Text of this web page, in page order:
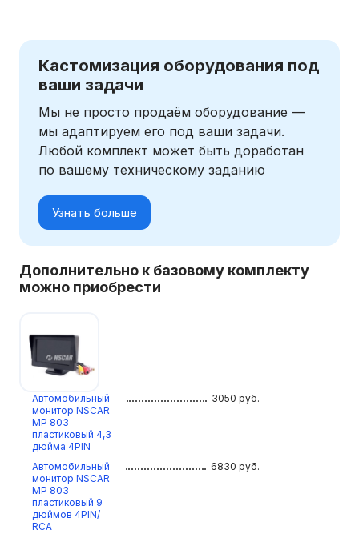
Кастомизация оборудования под
ваши задачи
Мы не просто продаём оборудование —
мы адаптируем его под ваши задачи.
Любой комплект может быть доработан
по вашему техническому заданию
Узнать больше
Дополнительно к базовому комплекту
можно приобрести
Автомобильный
монитор NSCAR
МР 803
пластиковый 4,3
дюйма 4PIN
3050 руб.
Автомобильный
монитор NSCAR
МР 803
пластиковый 9
дюймов 4PIN/
RCA
6830 руб.